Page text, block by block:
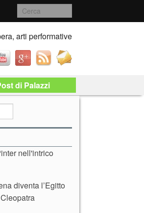
arti performative
di Palazzi
nell'intrico
diventa l’Egitto